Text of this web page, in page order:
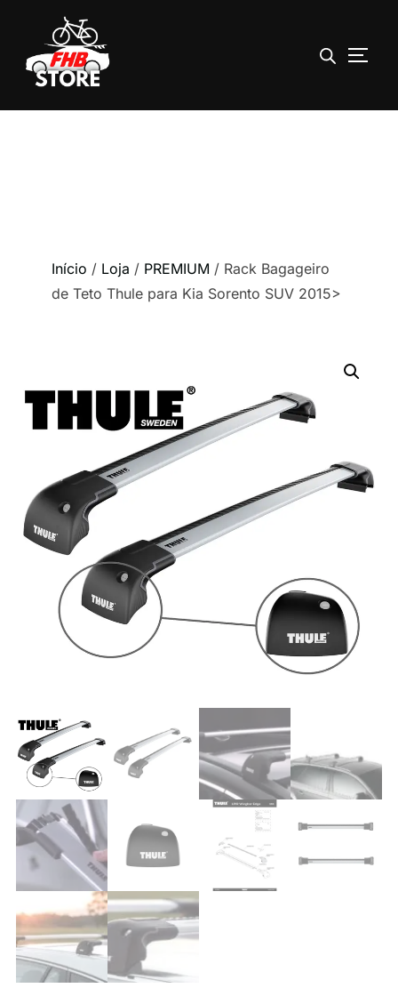
Início / Loja / PREMIUM / Rack Bagageiro
de Teto Thule para Kia Sorento SUV 2015>